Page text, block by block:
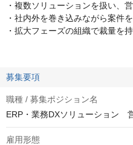
・複数ソリューションを扱い、
・社内外を巻き込みながら案件
・拡大フェーズの組織で裁量を
募集要項
職種 / 募集ポジション名
ERP・業務DXソリューション
雇用形態